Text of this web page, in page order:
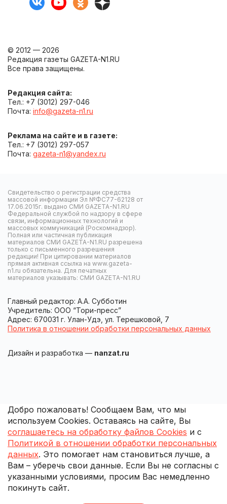
© 2012 — 2026
Редакция газеты GAZETA-N1.RU
Все права защищены.
Редакция сайта:
Тел.: +7 (3012) 297-046
Почта: info@gazeta-n1.ru
Реклама на сайте и в газете:
Тел.: +7 (3012) 297-057
Почта: gazeta-n1@yandex.ru
Свидетельство о регистрации средства
массовой информации Эл №ФС77-62128 от
17.06.2015г. выдано СМИ GAZETA-N1.RU
Федеральной службой по надзору в сфере
связи, информационных технологий и
массовых коммуникаций (Роскомнадзор).
Полная или частичная публикация
материалов СМИ GAZETA-N1.RU разрешена
только с письменного разрешения
редакции! При цитировании материалов
прямая активная ссылка на www.gazeta-
n1.ru обязательна. Для печатных
материалов указывать: СМИ GAZETA-N1.RU
Главный редактор: А.А. Субботин
Учредитель: ООО “Тори-пресс”
Адрес: 670031 г. Улан-Удэ, ул. Терешковой, 7
Политика в отношении обработки персональных данных
Дизайн и разработка — nanzat.ru
Добро пожаловать! Сообщаем Вам, что мы
используем Cookies. Оставаясь на сайте, Вы
соглашаетесь на обработку файлов Cookies и с
Политикой в отношении обработки персональных
данных. Это помогает нам становиться лучше, а
Вам – уберечь свои данные. Если Вы не согласны с
указанными условиями, просим Вас немедленно
покинуть сайт.